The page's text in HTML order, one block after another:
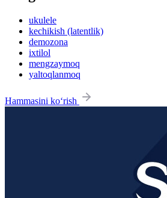
ukulele
kechikish (latentlik)
demozona
ixtilol
mengzaymoq
yaltoqlanmoq
Hammasini ko‘rish